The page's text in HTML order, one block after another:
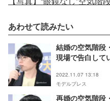
あわせて読みたい
結婚の空気階段
現場で告白して
2022.11.07 13:18
モデルプレス
再婚の空気階段